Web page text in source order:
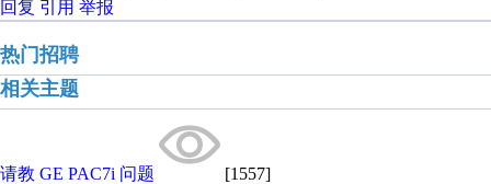
回复 引用 举报
热门招聘
相关主题
请教 GE PAC7i 问题 [1557]